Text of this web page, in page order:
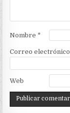
Nombre *
Correo electrónico
Web